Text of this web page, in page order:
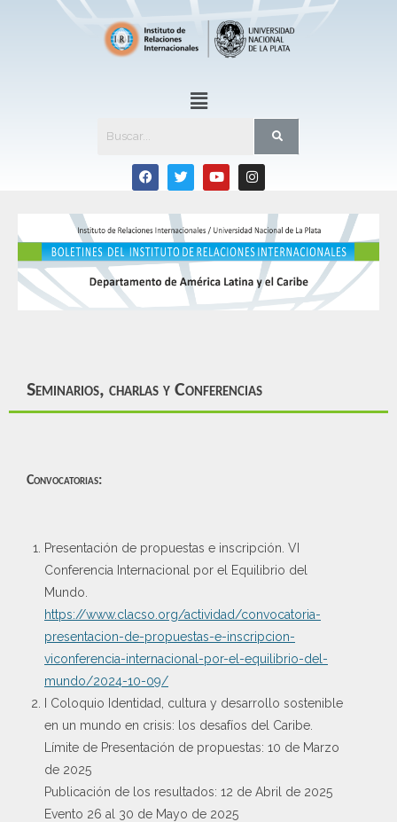
Seminarios, charlas y Conferencias
Convocatorias:
Presentación de propuestas e inscripción. VI
Conferencia Internacional por el Equilibrio del
Mundo.
https://www.clacso.org/actividad/convocatoria-
presentacion-de-propuestas-e-inscripcion-
viconferencia-internacional-por-el-equilibrio-del-
mundo/2024-10-09/
I Coloquio Identidad, cultura y desarrollo sostenible
en un mundo en crisis: los desafíos del Caribe.
Límite de Presentación de propuestas: 10 de Marzo
de 2025
Publicación de los resultados: 12 de Abril de 2025
Evento 26 al 30 de Mayo de 2025